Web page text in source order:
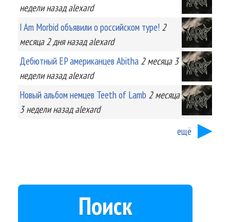
неделиназад alexard
I Am Morbid объявили о российском туре! 2
месяца 2 дняназад alexard
Дебютный EP американцев Abitha 2 месяца 3
неделиназад alexard
Новый альбом немцев Teeth of Lamb 2 месяца
3 неделиназад alexard
ещё
Поиск